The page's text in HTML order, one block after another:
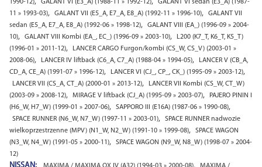
1990-12)
GALANT VI (E3_A) (1988-11 » 1992-12)
GALANT VI sedan (E3_A) (1987-
11 » 1993-03), GALANT VII (E5_A, E7_A, E8_A) (1992-11 » 1996-10),
GALANT VII
sedan (E5_A, E7_A, E8_A) (1992-06 » 1998-12),
GALANT VIII (EA_) (1996-09 » 2004-
10), GALANT VIII Kombi (EA_, EC_) (1996-09 » 2003-10),
L200 (K7_T, K6_T, K5_T)
(1996-01 » 2011-12),
LANCER CARGO Furgon/kombi (CS_W, CS_V) (2003-01 »
2008-06), LANCER IV liftback (C6_A, C7_A) (1988-04 » 1994-05),
LANCER V (CB_A,
CD_A, CE_A) (1991-07 » 1996-12), LANCER VI (CJ_, CP_, CK_) (1995-09 » 2003-12),
LANCER VII (CS_A, CT_A) (2000-01 » 2013-12),
LANCER VII Kombi (CS_W, CT_W)
(2003-09 » 2008-12), MIRAGE V liftback (CJ_A) (1995-09 » 2003-07),
PAJERO PININ I
(H6_W, H7_W) (1999-01 » 2007-06), SAPPORO III (E16A) (1987-06 » 1990-08),
SPACE RUNNER (N6_W, N7_W) (1997-11 » 2003-01),
SPACE RUNNER nadwozie
wielkoprzestrzenne (MPV) (N1_W, N2_W) (1991-10 » 1999-08),
SPACE WAGON
(N3_W, N4_W) (1991-05 » 2000-11),
SPACE WAGON (N9_W, N8_W) (1998-07 » 2004-
12)